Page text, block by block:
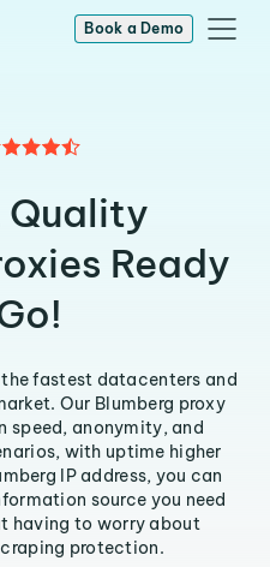
Book a Demo
Quality
Ready
fastest datacenters and
Our Blumberg proxy
speed, anonymity, and
with uptime higher
IP address, you can
source you need
having to worry about
protection.